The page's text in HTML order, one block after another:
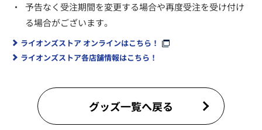
・
予告なく受注期間を変更する場合や再度受注を受け付け
る場合がございます。
ライオンズストア オンラインはこちら！
ライオンズストア各店舗情報はこちら！
グッズ一覧へ戻る